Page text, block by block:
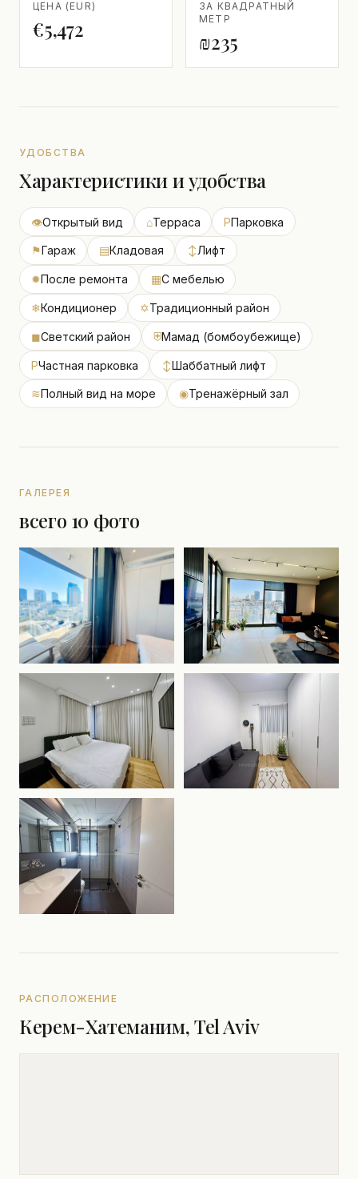
ЦЕНА (EUR)
€5,472
ЗА КВАДРАТНЫЙ
МЕТР
₪235
УДОБСТВА
Характеристики и удобства
👁Открытый вид ⌂Терраса PПарковка
⚑ Гараж ▤Кладовая ↕Лифт
✹После ремонта ▦С мебелью
❄Кондиционер ✡Традиционный район
◼Светский район ⛨Мамад (бомбоубежище)
PЧастная парковка ↕Шаббатный лифт
≋Полный вид на море ◉Тренажёрный зал
ГАЛЕРЕЯ
всего 10 фото
РАСПОЛОЖЕНИЕ
Керем-Хатеманим, Tel Aviv